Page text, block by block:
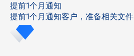
提前1个月通知
提前1个月通知客户，准备相关文件